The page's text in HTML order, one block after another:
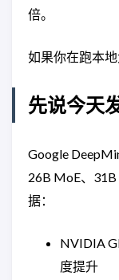
倍。
如果你在跑本
先说今天
Google
26B MoE、31B
据：
NVIDIA
度提升